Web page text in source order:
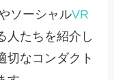
ソーシャルVR
人たちを紹介し
切なコンダクト